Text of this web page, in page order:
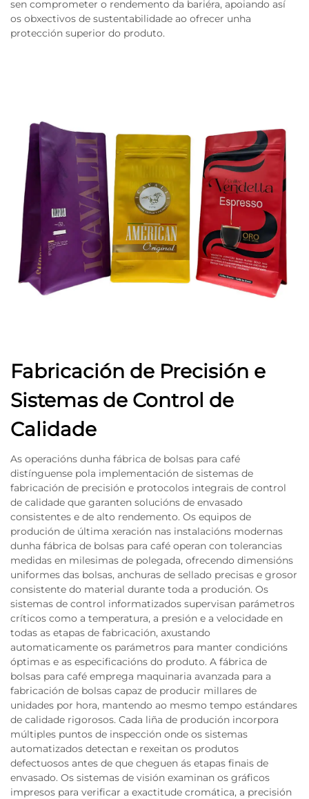
sen comprometer o rendemento da bariéra, apoiando así
os obxectivos de sustentabilidade ao ofrecer unha
protección superior do produto.
Fabricación de Precisión e
Sistemas de Control de
Calidade
As operacións dunha fábrica de bolsas para café
distínguense pola implementación de sistemas de
fabricación de precisión e protocolos integrais de control
de calidade que garanten solucións de envasado
consistentes e de alto rendemento. Os equipos de
produción de última xeración nas instalacións modernas
dunha fábrica de bolsas para café operan con tolerancias
medidas en milesimas de polegada, ofrecendo dimensións
uniformes das bolsas, anchuras de sellado precisas e grosor
consistente do material durante toda a produción. Os
sistemas de control informatizados supervisan parámetros
críticos como a temperatura, a presión e a velocidade en
todas as etapas de fabricación, axustando
automaticamente os parámetros para manter condicións
óptimas e as especificacións do produto. A fábrica de
bolsas para café emprega maquinaria avanzada para a
fabricación de bolsas capaz de producir millares de
unidades por hora, mantendo ao mesmo tempo estándares
de calidade rigorosos. Cada liña de produción incorpora
múltiples puntos de inspección onde os sistemas
automatizados detectan e rexeitan os produtos
defectuosos antes de que cheguen ás etapas finais de
envasado. Os sistemas de visión examinan os gráficos
impresos para verificar a exactitude cromática, a precisión